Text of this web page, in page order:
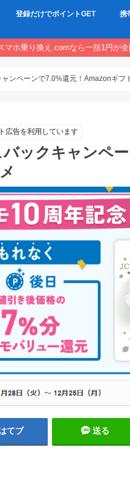
登録だけでポイントGET 携
マホ乗り換え.comなら一括1円が
ンペーンで7.0%還元！Amazonギフ
広告を利用しています
ックキャンペ
てブ 送る